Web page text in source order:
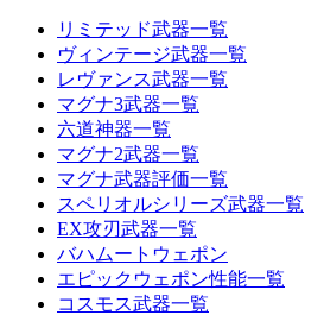
リミテッド武器一覧
ヴィンテージ武器一覧
レヴァンス武器一覧
マグナ3武器一覧
六道神器一覧
マグナ2武器一覧
マグナ武器評価一覧
スペリオルシリーズ武器一覧
EX攻刃武器一覧
バハムートウェポン
エピックウェポン性能一覧
コスモス武器一覧